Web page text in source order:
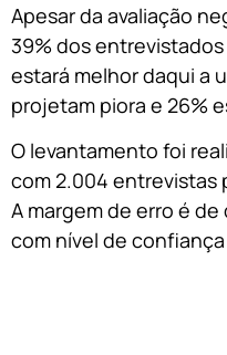
Apesar da avaliação
39% dos
estará melhor daqui a
projetam piora e 26%
O levantamento foi
com 2.004 entrevistas
A margem de erro é
com nível de